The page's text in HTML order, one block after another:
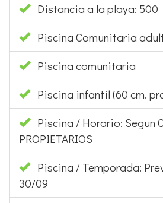
Distancia a la playa: 500
Piscina Comunitaria
Piscina comunitaria
Piscina infantil (60 cm.
Piscina / Horario: Segun
PROPIETARIOS
Piscina / Temporada:
30/09